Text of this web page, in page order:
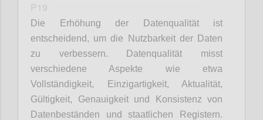
P19
Die Erhöhung der Datenqualität ist
entscheidend, um die Nutzbarkeit der Daten
zu verbessern. Datenqualität misst
verschiedene Aspekte wie etwa
Vollständigkeit, Einzigartigkeit, Aktualität,
Gültigkeit, Genauigkeit und Konsistenz von
Datenbeständen und staatlichen Registern.